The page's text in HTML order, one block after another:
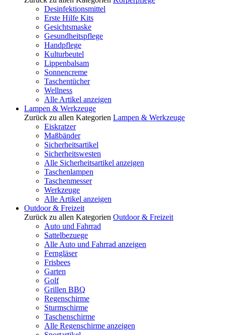
Desinfektionsmittel
Erste Hilfe Kits
Gesichtsmaske
Gesundheitspflege
Handpflege
Kulturbeutel
Lippenbalsam
Sonnencreme
Taschentücher
Wellness
Alle Artikel anzeigen
Lampen & Werkzeuge
Zurück zu allen Kategorien Lampen & Werkzeuge
Eiskratzer
Maßbänder
Sicherheitsartikel
Sicherheitswesten
Alle Sicherheitsartikel anzeigen
Taschenlampen
Taschenmesser
Werkzeuge
Alle Artikel anzeigen
Outdoor & Freizeit
Zurück zu allen Kategorien Outdoor & Freizeit
Auto und Fahrrad
Sattelbezuege
Alle Auto und Fahrrad anzeigen
Ferngläser
Frisbees
Garten
Golf
Grillen BBQ
Regenschirme
Sturmschirme
Taschenschirme
Alle Regenschirme anzeigen